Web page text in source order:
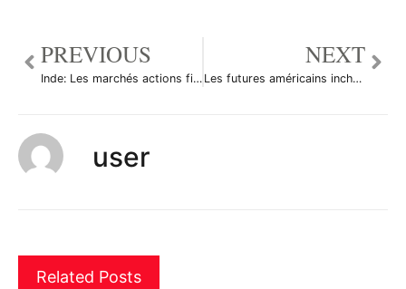
PREVIOUS
Inde: Les marchés actions finissent en hausse; l’indice Nifty 50 gagne 0,77%
NEXT
Les futures américains inchangés avec l’inquiétude liée au commerce
user
Related Posts